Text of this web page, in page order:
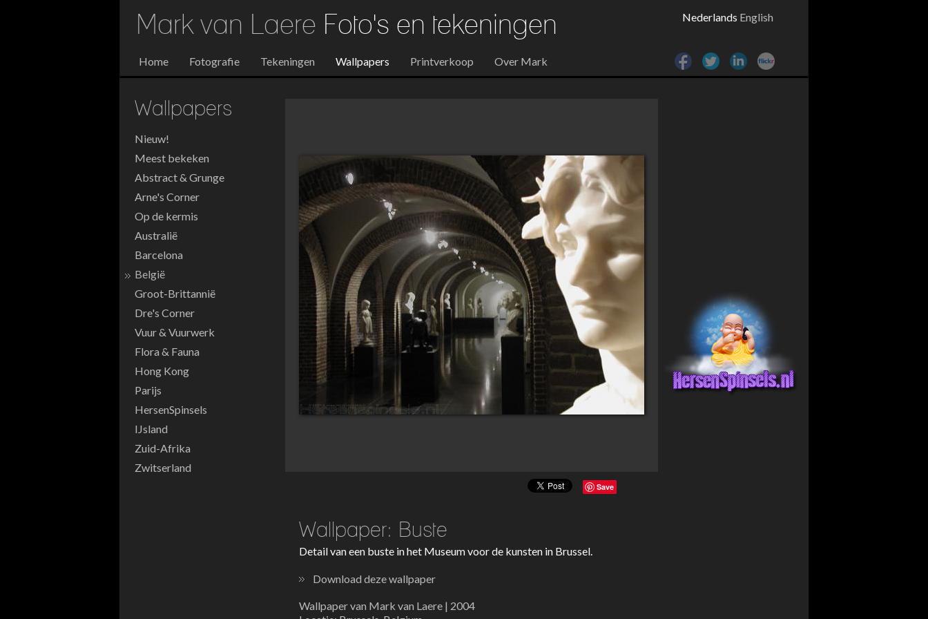
Mark van Laere Foto's en tekeningen Nederlands English
Home Fotografie Tekeningen Wallpapers Printverkoop Over Mark
Wallpapers
Nieuw!
Meest bekeken
Abstract & Grunge
Arne's Corner
Op de kermis
Australië
Barcelona
België
Groot-Brittannië
Dre's Corner
Vuur & Vuurwerk
Flora & Fauna
Hong Kong
Parijs
HersenSpinsels
IJsland
Zuid-Afrika
Zwitserland
Save
Wallpaper: Buste
Detail van een buste in het Museum voor de kunsten in Brussel.
Download deze wallpaper
Wallpaper van Mark van Laere | 2004